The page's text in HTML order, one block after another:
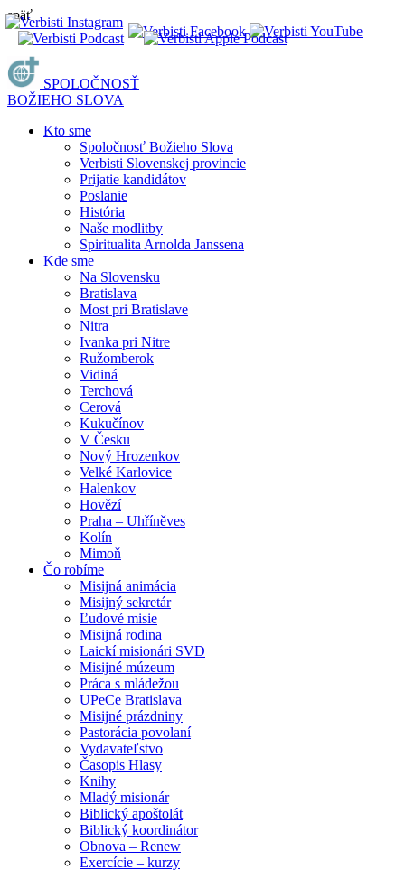
späť
SPOLOČNOSŤ
BOŽIEHO SLOVA
Kto sme
Spoločnosť Božieho Slova
Verbisti Slovenskej provincie
Prijatie kandidátov
Poslanie
História
Naše modlitby
Spiritualita Arnolda Janssena
Kde sme
Na Slovensku
Bratislava
Most pri Bratislave
Nitra
Ivanka pri Nitre
Ružomberok
Vidiná
Terchová
Cerová
Kukučínov
V Česku
Nový Hrozenkov
Velké Karlovice
Halenkov
Hovězí
Praha – Uhříněves
Kolín
Mimoň
Čo robíme
Misijná animácia
Misijný sekretár
Ľudové misie
Misijná rodina
Laickí misionári SVD
Misijné múzeum
Práca s mládežou
UPeCe Bratislava
Misijné prázdniny
Pastorácia povolaní
Vydavateľstvo
Časopis Hlasy
Knihy
Mladý misionár
Biblický apoštolát
Biblický koordinátor
Obnova – Renew
Exercície – kurzy